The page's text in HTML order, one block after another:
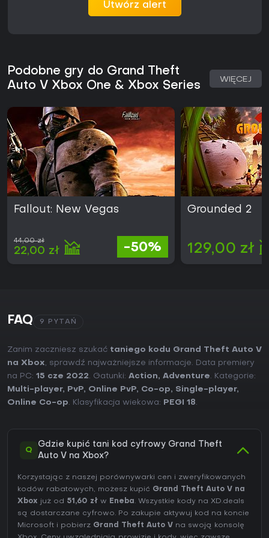
trybach. Wersja przeznaczona na Xbox One i Xbox Series
zapewnia kompatybilność z obiema generacjami konsol bez
Utwórz alert
Podobne gry do Grand Theft
Auto V Xbox One & Xbox Series
WIĘCEJ
Fallout: New Vegas
44,00 zł
22,00 zł -50%
Grounded 2
129,00 zł
FAQ 9 PYTAŃ
Zanim zaczniesz szukać taniego kodu Grand Theft Auto V
na Xbox, sprawdź najważniejsze informacje. Data premiery
na PC: 15 cze 2022. Gatunki: Action, Adventure. Kategorie:
Multi-player, PvP, Online PvP, Co-op, Single-player,
Online Co-op. Klasyfikacja wiekowa: PEGI 18.
Q
Gdzie kupić tani kod cyfrowy Grand Theft
Auto V na Xbox?
Korzystając z naszej porównywarki cen i zweryfikowanych
kodów rabatowych, możesz kupić Grand Theft Auto V na
Xbox już od 51,60 zł w Eneba. Wszystkie kody na XD.deals
są dostarczane cyfrowo. Po zakupie aktywuj kod na koncie
Microsoft i pobierz Grand Theft Auto V na swoją konsolę